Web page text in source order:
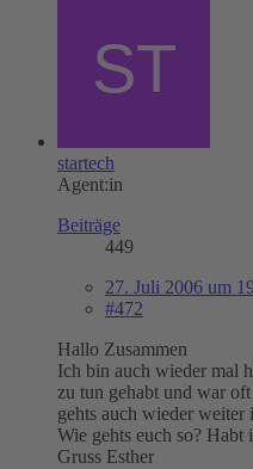
startech
Agent:in
Beiträge
449
27. Juli 2006 um
#472
Hallo Zusammen
Ich bin auch wieder mal
zu tun gehabt und war
gehts auch wieder
Wie gehts euch so? Habt
Gruss Esther